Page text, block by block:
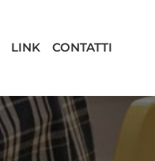
LINK CONTATTI